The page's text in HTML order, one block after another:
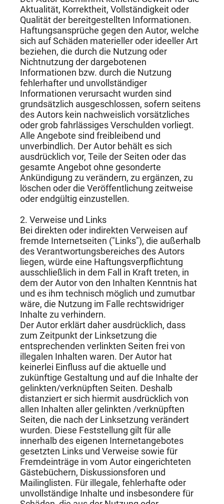
Aktualität, Korrektheit, Vollständigkeit oder
Qualität der bereitgestellten Informationen.
Haftungsansprüche gegen den Autor, welche
sich auf Schäden materieller oder ideeller Art
beziehen, die durch die Nutzung oder
Nichtnutzung der dargebotenen
Informationen bzw. durch die Nutzung
fehlerhafter und unvollständiger
Informationen verursacht wurden sind
grundsätzlich ausgeschlossen, sofern seitens
des Autors kein nachweislich vorsätzliches
oder grob fahrlässiges Verschulden vorliegt.
Alle Angebote sind freibleibend und
unverbindlich. Der Autor behält es sich
ausdrücklich vor, Teile der Seiten oder das
gesamte Angebot ohne gesonderte
Ankündigung zu verändern, zu ergänzen, zu
löschen oder die Veröffentlichung zeitweise
oder endgültig einzustellen.
2. Verweise und Links
Bei direkten oder indirekten Verweisen auf
fremde Internetseiten ("Links"), die außerhalb
des Verantwortungsbereiches des Autors
liegen, würde eine Haftungsverpflichtung
ausschließlich in dem Fall in Kraft treten, in
dem der Autor von den Inhalten Kenntnis hat
und es ihm technisch möglich und zumutbar
wäre, die Nutzung im Falle rechtswidriger
Inhalte zu verhindern.
Der Autor erklärt daher ausdrücklich, dass
zum Zeitpunkt der Linksetzung die
entsprechenden verlinkten Seiten frei von
illegalen Inhalten waren. Der Autor hat
keinerlei Einfluss auf die aktuelle und
zukünftige Gestaltung und auf die Inhalte der
gelinkten/verknüpften Seiten. Deshalb
distanziert er sich hiermit ausdrücklich von
allen Inhalten aller gelinkten /verknüpften
Seiten, die nach der Linksetzung verändert
wurden. Diese Feststellung gilt für alle
innerhalb des eigenen Internetangebotes
gesetzten Links und Verweise sowie für
Fremdeinträge in vom Autor eingerichteten
Gästebüchern, Diskussionsforen und
Mailinglisten. Für illegale, fehlerhafte oder
unvollständige Inhalte und insbesondere für